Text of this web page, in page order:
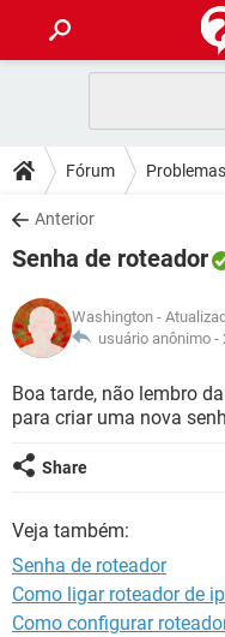
CELULAR
OUTLOOK
INSTAGRAM
GUIA DE COMPRAS
DICAS
JOGOS
INSTAGRAM
GUIA DE COMPRAS
DOWNLOADS
JOGOS
CELULAR
OUTLOOK
INSTAGRAM
GUIA DE COMPRAS
JOGOS
CELULAR
OUTLOOK
GLOSSÁRIO
CELULAR
OUTLOOK
GUIA DE COMPRAS
Fórum
Anterior
Senha de roteador
Washington -
usuário anônimo -
Boa tarde, não lembro
para criar uma nova
Share
Veja também:
Senha de roteador
Como ligar roteador de
Como configurar